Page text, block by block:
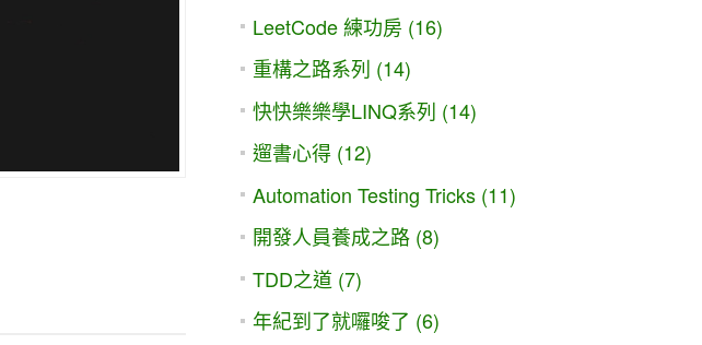
LeetCode 練功房 (16)
重構之路系列 (14)
快快樂樂學LINQ系列 (14)
遛書心得 (12)
Automation Testing Tricks (11)
開發人員養成之路 (8)
TDD之道 (7)
年紀到了就囉唆了 (6)